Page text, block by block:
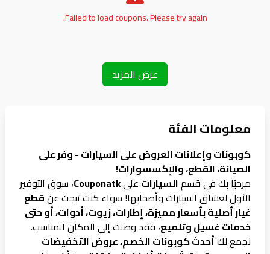
Failed to load coupons. Please try again.
عرض المزيد
معلومات الفئة
كوبونات وإعلانات العروض على السيارات - وفر على
الصيانة، القطع، والإكسسوارات!
مرحبًا بك في قسمالسيارات علىCouponatk، سوق التوفير
الأول لعشاق السيارات وأصحابها! سواء كنت تبحث عنقطع
غيار أصلية بأسعار مميزة، إطارات، زيوت، أدوات، أو حتى
خدمات غسيل وتلميع، فقد وصلت إلى المكان المناسب.
نجمع لكأحدث كوبونات الخصم، عروض التخفيضات